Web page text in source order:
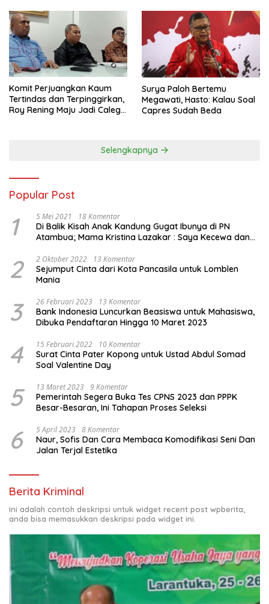
Komit Perjuangkan Kaum
Tertindas dan Terpinggirkan,
Roy Rening Maju Jadi Caleg
Surya Paloh Bertemu
Megawati, Hasto: Kalau Soal
Capres Sudah Beda
Selengkapnya
Popular Post
1 5 Mei 2021 18 Komentar
Di Balik Kisah Anak Kandung Gugat Ibunya di PN
Atambua; Mama Kristina Lazakar : Saya Kecewa dan
2 2 Oktober 2022 13 Komentar
Sejumput Cinta dari Kota Pancasila untuk Lomblen
Mania
3 26 Februari 2023 13 Komentar
Bank Indonesia Luncurkan Beasiswa untuk Mahasiswa,
Dibuka Pendaftaran Hingga 10 Maret 2023
4 15 Februari 2022 10 Komentar
Surat Cinta Pater Kopong untuk Ustad Abdul Somad
Soal Valentine Day
5 13 Maret 2023 9 Komentar
Pemerintah Segera Buka Tes CPNS 2023 dan PPPK
Besar-Besaran, Ini Tahapan Proses Seleksi
6 5 April 2023 8 Komentar
Naur, Sofis Dan Cara Membaca Komodifikasi Seni Dan
Jalan Terjal Estetika
Berita Kriminal
Ini adalah contoh deskripsi untuk widget recent post wpberita,
anda bisa memasukkan deskripsi pada widget ini.